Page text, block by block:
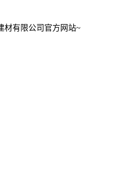
材有限公司官方网站~